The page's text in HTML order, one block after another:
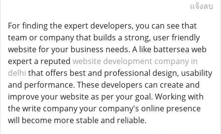
แจ้งลบ
For finding the expert developers, you can see that
team or company that builds a strong, user friendly
website for your business needs. A like battersea web
expert a reputed website development company in
delhi that offers best and professional design, usability
and performance. These developers can create and
improve your website as per your goal. Working with
the write company your company's online presence
will become more stable and reliable.